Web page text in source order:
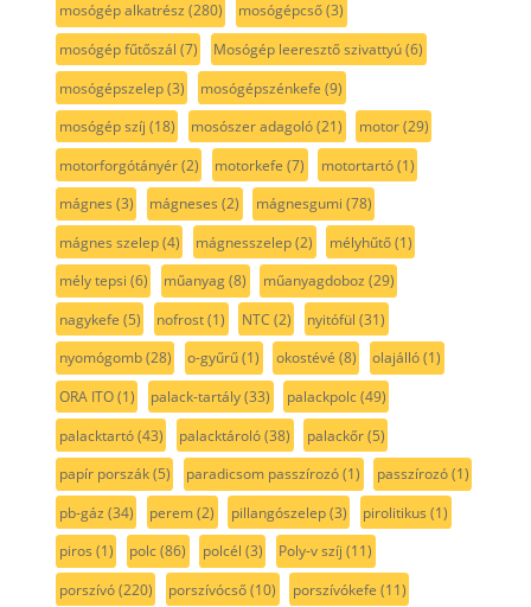
mosógép alkatrész (280) mosógépcső(3)
mosógép fűtőszál (7) Mosógép leeresztő szivattyú(6)
mosógépszelep(3) mosógépszénkefe (9)
mosógép szíj (18) mosószer adagoló(21) motor(29)
motorforgótányér(2) motorkefe (7) motortartó(1)
mágnes (3) mágneses (2) mágnesgumi (78)
mágnes szelep(4) mágnesszelep(2) mélyhűtő(1)
mély tepsi (6) műanyag(8) műanyagdoboz (29)
nagykefe (5) nofrost(1) NTC (2) nyitófül (31)
nyomógomb(28) o-gyűrű(1) okostévé (8) olajálló(1)
ORA ITO(1) palack-tartály(33) palackpolc(49)
palacktartó(43) palacktároló(38) palackőr(5)
papír porszák(5) paradicsom passzírozó(1) passzírozó(1)
pb-gáz (34) perem(2) pillangószelep(3) pirolitikus (1)
piros (1) polc(86) polcél (3) Poly-v szíj (11)
porszívó(220) porszívócső(10) porszívókefe (11)